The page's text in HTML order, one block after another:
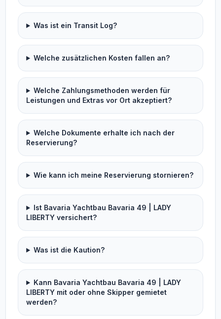
Was ist ein Transit Log?
Welche zusätzlichen Kosten fallen an?
Welche Zahlungsmethoden werden für
Leistungen und Extras vor Ort akzeptiert?
Welche Dokumente erhalte ich nach der
Reservierung?
Wie kann ich meine Reservierung stornieren?
Ist Bavaria Yachtbau Bavaria 49 | LADY
LIBERTY versichert?
Was ist die Kaution?
Kann Bavaria Yachtbau Bavaria 49 | LADY
LIBERTY mit oder ohne Skipper gemietet
werden?